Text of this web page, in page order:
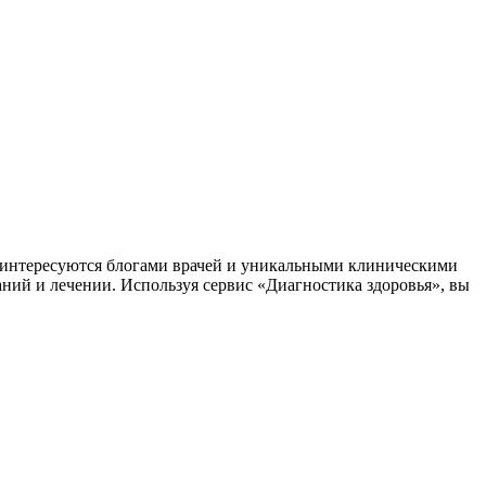
блогами врачей и уникальными клиническими
и лечении. Используя сервис «Диагностика здоровья», вы